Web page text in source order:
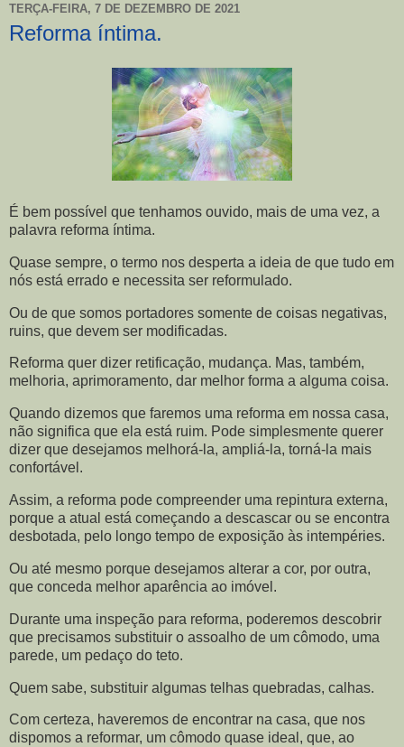
TERÇA-FEIRA, 7 DE DEZEMBRO DE 2021
Reforma íntima.
É bem possível que tenhamos ouvido, mais de uma vez, a
palavra reforma íntima.
Quase sempre, o termo nos desperta a ideia de que tudo em
nós está errado e necessita ser reformulado.
Ou de que somos portadores somente de coisas negativas,
ruins, que devem ser modificadas.
Reforma quer dizer retificação, mudança. Mas, também,
melhoria, aprimoramento, dar melhor forma a alguma coisa.
Quando dizemos que faremos uma reforma em nossa casa,
não significa que ela está ruim. Pode simplesmente querer
dizer que desejamos melhorá-la, ampliá-la, torná-la mais
confortável.
Assim, a reforma pode compreender uma repintura externa,
porque a atual está começando a descascar ou se encontra
desbotada, pelo longo tempo de exposição às intempéries.
Ou até mesmo porque desejamos alterar a cor, por outra,
que conceda melhor aparência ao imóvel.
Durante uma inspeção para reforma, poderemos descobrir
que precisamos substituir o assoalho de um cômodo, uma
parede, um pedaço do teto.
Quem sabe, substituir algumas telhas quebradas, calhas.
Com certeza, haveremos de encontrar na casa, que nos
dispomos a reformar, um cômodo quase ideal, que, ao